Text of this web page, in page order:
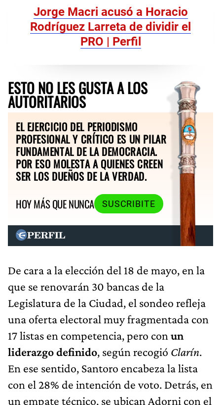
Jorge Macri acusó a Horacio
Rodríguez Larreta de dividir el
PRO | Perfil
ESTO NO LES GUSTA A LOS
AUTORITARIOS
EL EJERCICIO DEL PERIODISMO
PROFESIONAL Y CRÍTICO ES UN PILAR
FUNDAMENTAL DE LA DEMOCRACIA.
POR ESO MOLESTA A QUIENES CREEN
SER LOS DUEÑOS DE LA VERDAD.
HOY MÁS QUE NUNCA
SUSCRIBITE
De cara a la elección del 18 de mayo, en la
que se renovarán 30 bancas de la
Legislatura de la Ciudad, el sondeo refleja
una oferta electoral muy fragmentada con
17 listas en competencia, pero con un
liderazgo definido, según recogió Clarín.
En ese sentido, Santoro encabeza la lista
con el 28% de intención de voto. Detrás, en
un empate técnico, se ubican Adorni con el